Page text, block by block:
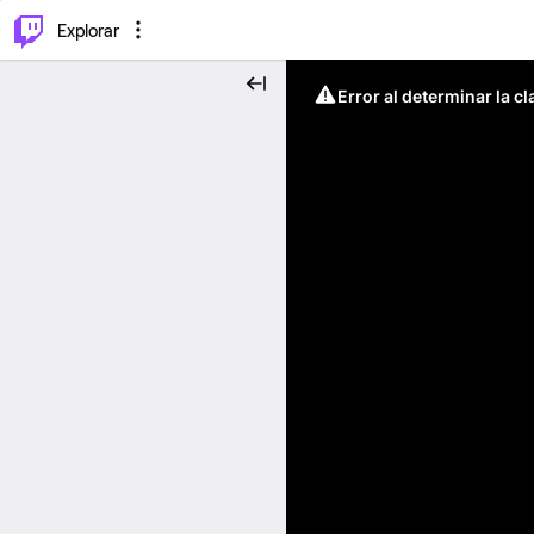
Explorar
Error al determinar la